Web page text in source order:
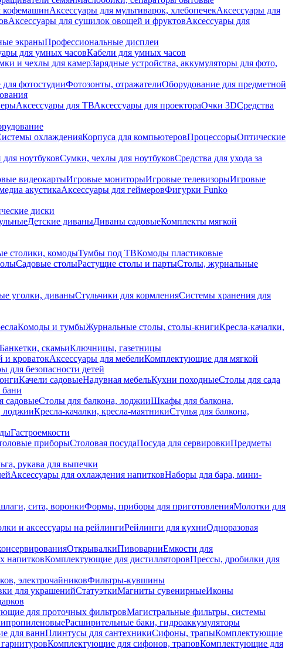
кофемашинАксессуары для мультиварок, хлебопечекАксессуары для
Аксессуары для сушилок овощей и фруктовАксессуары для
экраныПрофессиональные дисплеи
для умных часовКабели для умных часов
и чехлы для камерЗарядные устройства, аккумуляторы для фото,
фотостудииФотозонты, отражателиОборудование для предметной
Аксессуары для ТВАксессуары для проектораОчки 3DСредства
охлажденияКорпуса для компьютеровПроцессорыОптические
ноутбуковСумки, чехлы для ноутбуковСредства для ухода за
видеокартыИгровые мониторыИгровые телевизорыИгровые
акустикаАксессуары для геймеровФигурки Funko
диски
Детские диваныДиваны садовыеКомплекты мягкой
столики, комодыТумбы под ТВКомоды пластиковые
Садовые столыРастущие столы и партыСтолы, журнальные
уголки, диваныСтульчики для кормленияСистемы хранения для
Комоды и тумбыЖурнальные столы, столы-книгиКресла-качалки,
Банкетки, скамьиКлючницы, газетницы
и кроватокАксессуары для мебелиКомплектующие для мягкой
для безопасности детей
Качели садовыеНадувная мебельКухни походныеСтолы для сада
садовыеСтолы для балкона, лоджииШкафы для балкона,
лоджииКресла-качалки, кресла-маятникиСтулья для балкона,
Гастроемкости
приборыСтоловая посудаПосуда для сервировкиПредметы
рукава для выпечки
Аксессуары для охлаждения напитковНаборы для бара, мини-
сита, воронкиФормы, приборы для приготовленияМолотки для
и аксессуары на рейлингиРейлинги для кухниОдноразовая
ОткрывалкиПивоварниЕмкости для
напитковКомплектующие для дистилляторовПрессы, дробилки для
электрочайниковФильтры-кувшины
для украшенийСтатуэткиМагниты сувенирныеИконы
для проточных фильтровМагистральные фильтры, системы
Расширительные баки, гидроаккумуляторы
для ваннПлинтусы для сантехникиСифоны, трапыКомплектующие
Комплектующие для сифонов, траповКомплектующие для